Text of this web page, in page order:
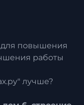
для повышения
работы
лучше?